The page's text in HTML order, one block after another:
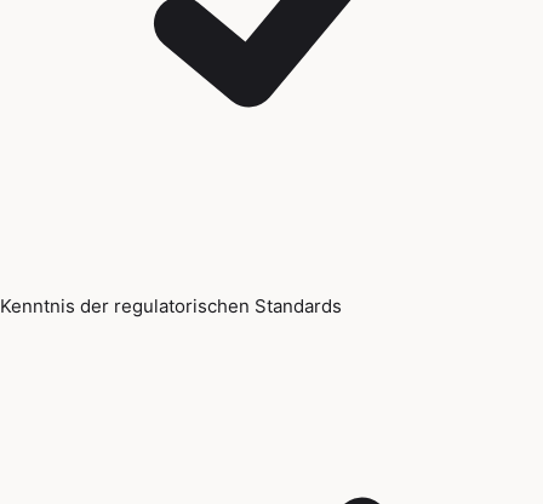
Kenntnis der regulatorischen Standards